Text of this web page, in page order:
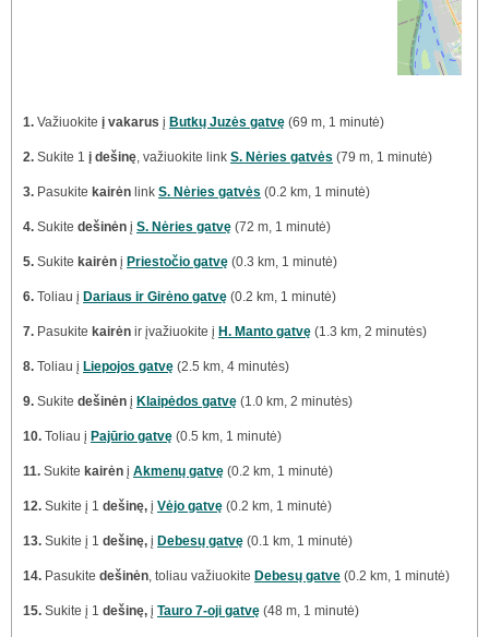
1. Važiuokite į vakarus į Butkų Juzės gatvę (69 m, 1 minutė)
2. Sukite 1 į dešinę, važiuokite link S. Nėries gatvės (79 m, 1 minutė)
3. Pasukite kairėn link S. Nėries gatvės (0.2 km, 1 minutė)
4. Sukite dešinėn į S. Nėries gatvę (72 m, 1 minutė)
5. Sukite kairėn į Priestočio gatvę (0.3 km, 1 minutė)
6. Toliau į Dariaus ir Girėno gatvę (0.2 km, 1 minutė)
7. Pasukite kairėn ir įvažiuokite į H. Manto gatvę (1.3 km, 2 minutės)
8. Toliau į Liepojos gatvę (2.5 km, 4 minutės)
9. Sukite dešinėn į Klaipėdos gatvę (1.0 km, 2 minutės)
10. Toliau į Pajūrio gatvę (0.5 km, 1 minutė)
11. Sukite kairėn į Akmenų gatvę (0.2 km, 1 minutė)
12. Sukite į 1 dešinę, į Vėjo gatvę (0.2 km, 1 minutė)
13. Sukite į 1 dešinę, į Debesų gatvę (0.1 km, 1 minutė)
14. Pasukite dešinėn, toliau važiuokite Debesų gatve (0.2 km, 1 minutė)
15. Sukite į 1 dešinę, į Tauro 7-oji gatvę (48 m, 1 minutė)